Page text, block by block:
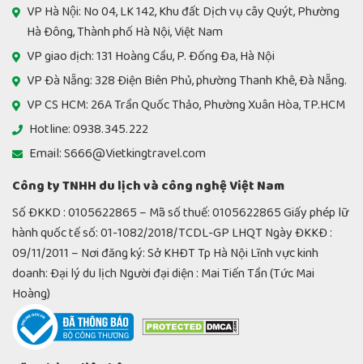
VP Hà Nội: No 04, LK 142, Khu đất Dịch vụ cây Quýt, Phường
Hà Đông, Thành phố Hà Nội, Việt Nam
VP giao dịch: 131 Hoàng Cầu, P. Đống Đa, Hà Nội
VP Đà Nẵng: 328 Điện Biên Phủ, phường Thanh Khê, Đà Nẵng.
VP CS HCM: 26A Trần Quốc Thảo, Phường Xuân Hòa, TP.HCM
Hotline: 0938.345.222
Email: S666@Vietkingtravel.com
Công ty TNHH du lịch và công nghệ Việt Nam
Số ĐKKD : 0105622865 – Mã số thuế: 0105622865 Giấy phép lữ
hành quốc tế số: 01-1082/2018/TCDL-GP LHQT Ngày ĐKKĐ :
09/11/2011 – Nơi đăng ký: Sở KHĐT Tp Hà Nội Lĩnh vực kinh
doanh: Đại lý du lịch Người đại diện : Mai Tiến Tần (Tức Mai
Hoàng)